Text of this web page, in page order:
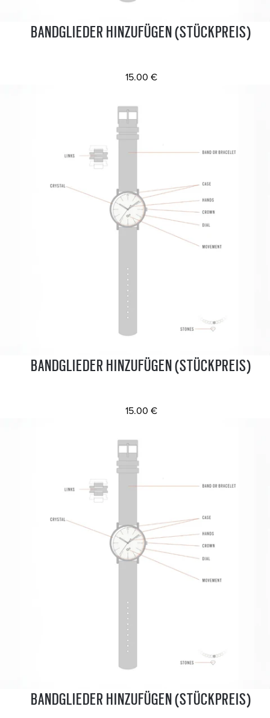
BANDGLIEDER HINZUFÜGEN (STÜCKPREIS)
15.00 €
BANDGLIEDER HINZUFÜGEN (STÜCKPREIS)
15.00 €
BANDGLIEDER HINZUFÜGEN (STÜCKPREIS)